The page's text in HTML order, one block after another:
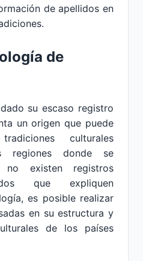
de apellidos en
de
su escaso registro
un origen que puede
culturales
regiones donde se
no existen registros
que expliquen
es posible realizar
en su estructura y
de los países